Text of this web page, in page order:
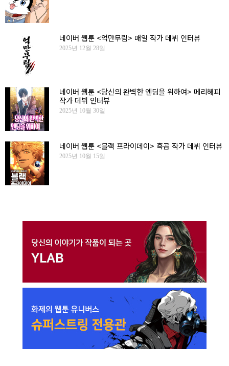
네이버 웹툰 <억만무림> 매일 작가 데뷔 인터뷰
2025년 12월 28일
네이버 웹툰 <당신의 완벽한 엔딩을 위하여> 메리해피
작가 데뷔 인터뷰
2025년 10월 30일
네이버 웹툰 <블랙 프라이데이> 흑곰 작가 데뷔 인터뷰
2025년 10월 15일